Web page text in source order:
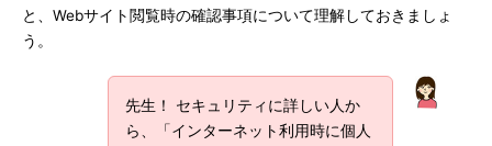
と、Webサイト閲覧時の確認事項について理解しておきましょ
う。
先生！ セキュリティに詳しい人か
ら、「インターネット利用時に個人